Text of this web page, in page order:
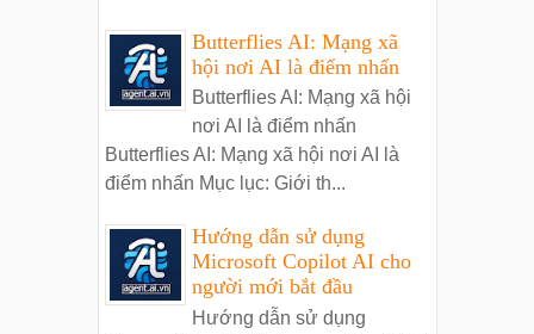
Butterflies AI: Mạng xã
hội nơi AI là điểm nhấn
Butterflies AI: Mạng xã hội
nơi AI là điểm nhấn
Butterflies AI: Mạng xã hội nơi AI là
điểm nhấn Mục lục: Giới th...
Hướng dẫn sử dụng
Microsoft Copilot AI cho
người mới bắt đầu
Hướng dẫn sử dụng